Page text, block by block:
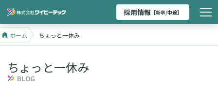
採用情報 【新卒/中途】
ホーム ちょっと一休み
ちょっと一休み
BLOG